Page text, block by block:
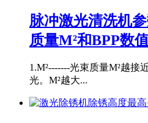
脉冲激光清洗机
质量M²和BPP数
1.M²-------光束质量M²越接
光。M²越大...